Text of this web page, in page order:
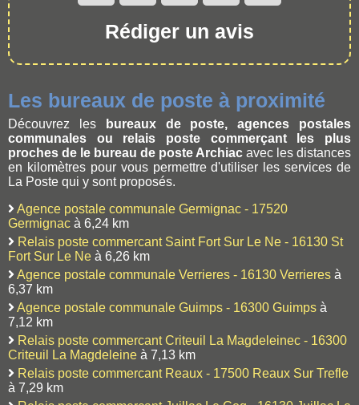
Rédiger un avis
Les bureaux de poste à proximité
Découvrez les
bureaux de poste, agences postales
communales ou relais poste commerçant les plus
proches de le bureau de poste Archiac avec les distances
en kilomètres pour vous permettre d'utiliser les services de
La Poste qui y sont proposés.
Agence postale communale Germignac - 17520
Germignac à 6,24 km
Relais poste commercant Saint Fort Sur Le Ne - 16130 St
Fort Sur Le Ne à 6,26 km
Agence postale communale Verrieres - 16130 Verrieres à
6,37 km
Agence postale communale Guimps - 16300 Guimps à
7,12 km
Relais poste commercant Criteuil La Magdeleinec - 16300
Criteuil La Magdeleine à 7,13 km
Relais poste commercant Reaux - 17500 Reaux Sur Trefle
à 7,29 km